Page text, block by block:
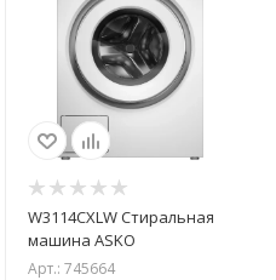
W3114CXLW Стиральная
машина ASKO
Арт.: 745664